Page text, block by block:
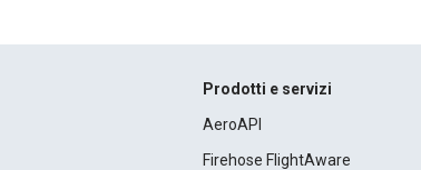
Prodotti e servizi
AeroAPI
Firehose FlightAware